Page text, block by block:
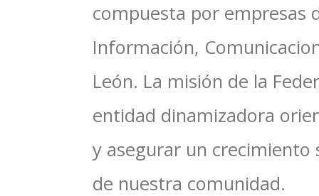
compuesta por empresas
Información,
León. La misión de la
entidad dinamizadora
y asegurar un crecimiento
de nuestra comunidad.